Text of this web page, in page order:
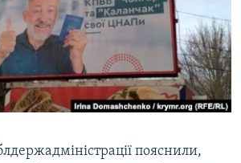
КРИМУ
пояснили,